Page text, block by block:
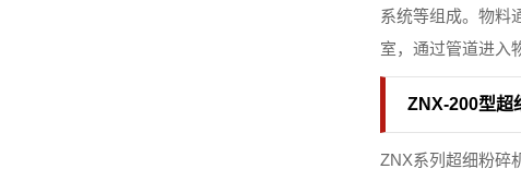
系统等组成。物料
室，通过管道进入
ZNX-200型超
ZNX系列超细粉碎